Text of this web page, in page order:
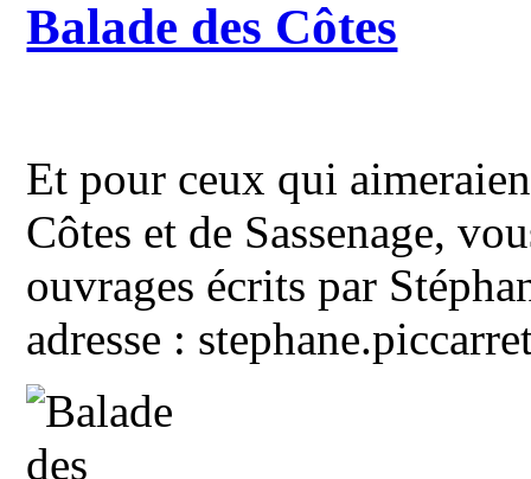
Balade des Côtes
Et pour ceux qui
Côtes et de Sassenage,
ouvrages écrits par
adresse :